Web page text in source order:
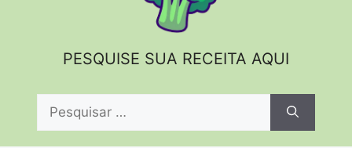
PESQUISE SUA RECEITA AQUI
Pesquisar